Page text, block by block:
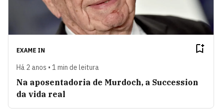
EXAME IN
Há 2 anos • 1 min de leitura
Na aposentadoria de Murdoch, a Succession
da vida real